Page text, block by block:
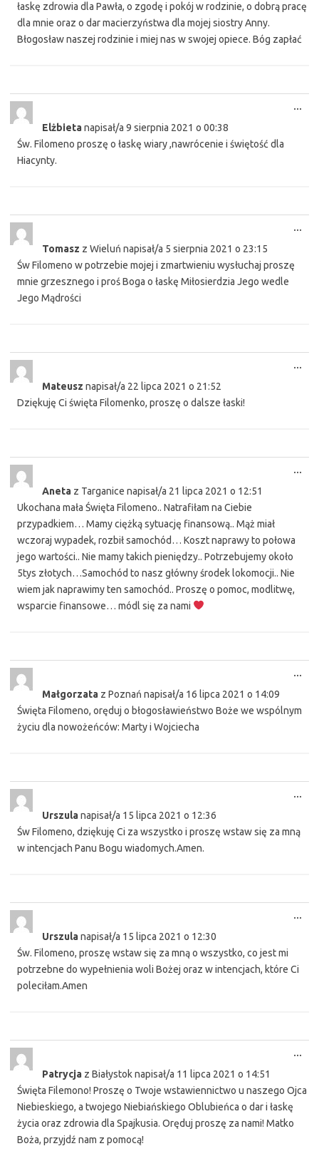
łaskę zdrowia dla Pawła, o zgodę i pokój w rodzinie, o dobrą pracę
dla mnie oraz o dar macierzyństwa dla mojej siostry Anny.
Błogosław naszej rodzinie i miej nas w swojej opiece. Bóg zapłać
Elżbietanapisał/a 9 sierpnia 2021 o 00:38
Św. Filomeno proszę o łaskę wiary ,nawrócenie i świętość dla
Hiacynty.
...
Tomasz z Wieluń napisał/a 5 sierpnia 2021 o 23:15
Św Filomeno w potrzebie mojej i zmartwieniu wysłuchaj proszę
mnie grzesznego i proś Boga o łaskę Miłosierdzia Jego wedle
Jego Mądrości
...
Mateusz napisał/a 22 lipca 2021 o 21:52
Dziękuję Ci święta Filomenko, proszę o dalsze łaski!
...
Aneta z Targanice napisał/a 21 lipca 2021 o 12:51
Ukochana mała Święta Filomeno.. Natrafiłam na Ciebie
przypadkiem… Mamy ciężką sytuację finansową.. Mąż miał
wczoraj wypadek, rozbił samochód… Koszt naprawy to połowa
jego wartości.. Nie mamy takich pieniędzy.. Potrzebujemy około
5tys złotych…Samochód to nasz główny środek lokomocji.. Nie
wiem jak naprawimy ten samochód.. Proszę o pomoc, modlitwę,
wsparcie finansowe… módl się za nami
...
Małgorzata z Poznań napisał/a 16 lipca 2021 o 14:09
Święta Filomeno, oręduj o błogosławieństwo Boże we wspólnym
życiu dla nowożeńców: Marty i Wojciecha
...
Urszulanapisał/a 15 lipca 2021 o 12:36
Św Filomeno, dziękuję Ci za wszystko i proszę wstaw się za mną
w intencjach Panu Bogu wiadomych.Amen.
...
Urszulanapisał/a 15 lipca 2021 o 12:30
Św. Filomeno, proszę wstaw się za mną o wszystko, co jest mi
potrzebne do wypełnienia woli Bożej oraz w intencjach, które Ci
poleciłam.Amen
...
Patrycja z Białystoknapisał/a 11 lipca 2021 o 14:51
Święta Filemono! Proszę o Twoje wstawiennictwo u naszego Ojca
Niebieskiego, a twojego Niebiańskiego Oblubieńca o dar i łaskę
życia oraz zdrowia dla Spajkusia. Oręduj proszę za nami! Matko
Boża, przyjdź nam z pomocą!
...